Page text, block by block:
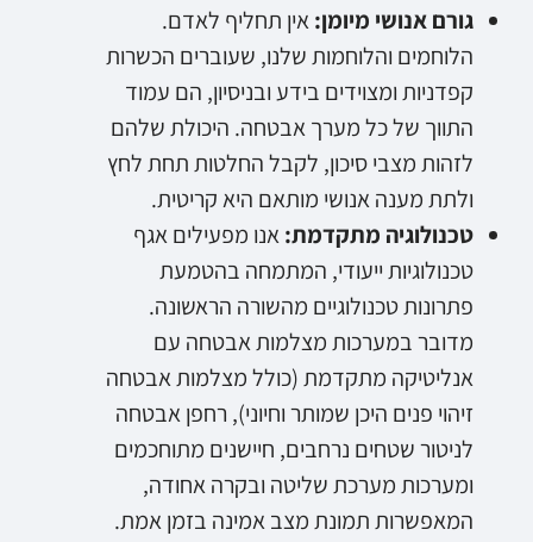
גורם אנושי מיומן:אין תחליף לאדם.
הלוחמים והלוחמות שלנו, שעוברים הכשרות
קפדניות ומצוידים בידע ובניסיון, הם עמוד
התווך של כל מערך אבטחה. היכולת שלהם
לזהות מצבי סיכון, לקבל החלטות תחת לחץ
ולתת מענה אנושי מותאם היא קריטית.
טכנולוגיה מתקדמת:אנו מפעילים אגף
טכנולוגיות ייעודי, המתמחה בהטמעת
פתרונות טכנולוגיים מהשורה הראשונה.
מדובר במערכות מצלמות אבטחה עם
אנליטיקה מתקדמת (כולל מצלמות אבטחה
זיהוי פנים היכן שמותר וחיוני), רחפן אבטחה
לניטור שטחים נרחבים, חיישנים מתוחכמים
ומערכות מערכת שליטה ובקרה אחודה,
המאפשרות תמונת מצב אמינה בזמן אמת.